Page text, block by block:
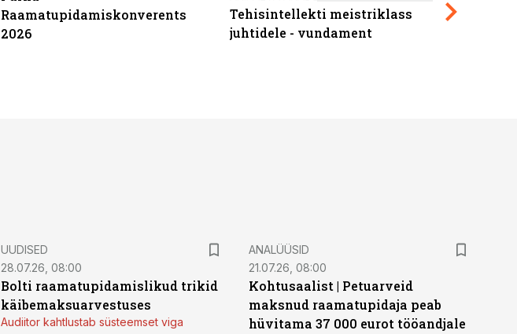
Raamatupidamiskonverents
2026
Tehisintellekti meistriklass
juhtidele - vundament
UUDISED
28.07.26, 08:00
Bolti raamatupidamislikud trikid
käibemaksuarvestuses
Audiitor kahtlustab süsteemset viga
ANALÜÜSID
21.07.26, 08:00
Kohtusaalist | Petuarveid
maksnud raamatupidaja peab
hüvitama 37 000 eurot tööandjale